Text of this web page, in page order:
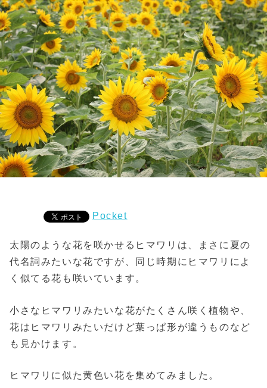
Pocket
太陽のような花を咲かせるヒマワリは、まさに夏の
代名詞みたいな花ですが、同じ時期にヒマワリによ
く似てる花も咲いています。
小さなヒマワリみたいな花がたくさん咲く植物や、
花はヒマワリみたいだけど葉っぱ形が違うものなど
も見かけます。
ヒマワリに似た黄色い花を集めてみました。